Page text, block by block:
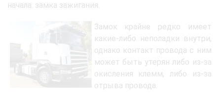
начала: замка зажигания.
Замок крайне редко имеет
какие-либо неполадки внутри,
однако контакт провода с ним
может быть утерян либо из-за
окисления клемм, либо из-за
отрыва провода.